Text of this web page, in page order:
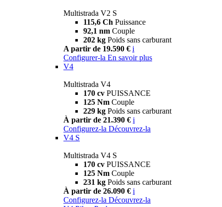
Multistrada V2 S
115,6 Ch Puissance
92,1 nm Couple
202 kg Poids sans carburant
A partir de 19.590 € i
Configurer-la En savoir plus
V4
Multistrada V4
170 cv PUISSANCE
125 Nm Couple
229 kg Poids sans carburant
À partir de 21.390 € i
Configurez-la Découvrez-la
V4 S
Multistrada V4 S
170 cv PUISSANCE
125 Nm Couple
231 kg Poids sans carburant
À partir de 26.090 € i
Configurez-la Découvrez-la